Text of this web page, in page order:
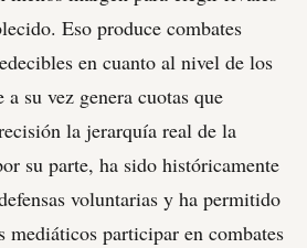
Eso produce combates
en cuanto al nivel de los
su vez genera cuotas que
la jerarquía real de la
su parte, ha sido históricamente
voluntarias y ha permitido
mediáticos participar en combates